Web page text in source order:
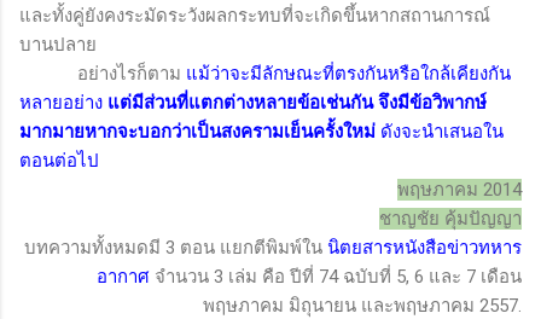
และทั้งคู่ยังคงระมัดระวังผลกระทบที่จะเกิดขึ้นหากสถานการณ์
บานปลาย
อย่างไรก็ตาม แม้ว่าจะมีลักษณะที่ตรงกันหรือใกล้เคียงกัน
หลายอย่าง แต่มีส่วนที่แตกต่างหลายข้อเช่นกัน จึงมีข้อวิพากษ์
มากมายหากจะบอกว่าเป็นสงครามเย็นครั้งใหม่ ดังจะนำเสนอใน
ตอนต่อไป
พฤษภาคม 2014
ชาญชัย คุ้มปัญญา
บทความทั้งหมดมี 3 ตอน แยกตีพิมพ์ใน นิตยสารหนังสือข่าวทหาร
อากาศ จำนวน 3 เล่ม คือ ปีที่ 74 ฉบับที่ 5, 6 และ 7 เดือน
พฤษภาคม มิถุนายน และพฤษภาคม 2557.